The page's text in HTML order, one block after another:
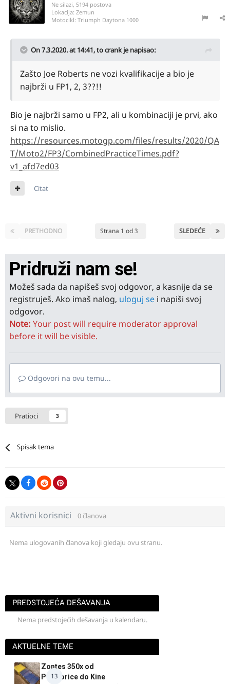
Ne silazi, 5194 postova
Lokacija: Zemun
Motocikl: Triumph Daytona 1000
On 7.3.2020. at 14:41,to crankje napisao:
Zašto Joe Roberts ne vozi kvalifikacije a bio je
najbrži u FP1, 2, 3??!!
Bio je najbrži samo u FP2, ali u kombinaciji je prvi, ako
si na to mislio.
https://resources.motogp.com/files/results/2020/QA
T/Moto2/FP3/CombinedPracticeTimes.pdf?
v1_afd7ed03
Citat
PRETHODNO SLEDEĆE
Strana 1 od 3
Pridruži nam se!
Možeš sada da napišeš svoj odgovor, a kasnije da se
registruješ. Ako imaš nalog, uloguj se i napiši svoj
odgovor.
Note: Your post will require moderator approval
before it will be visible.
Odgovori na ovu temu...
Pratioci 3
Spisak tema
Aktivni korisnici 0 članova
Nema ulogovanih članova koji gledaju ovu stranu.
PREDSTOJEĆA DEŠAVANJA
Nema predstojećih dešavanja u kalendaru.
AKTUELNE TEME
13
Zontes 350x od
Podgorice do Kine